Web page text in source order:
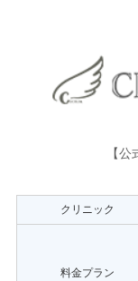
【公
クリニック
料金プラン